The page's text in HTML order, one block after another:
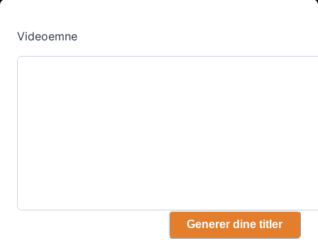
Videoemne
Generer dine titler